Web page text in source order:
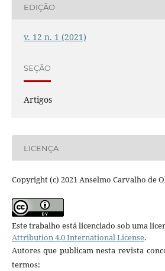
EDIÇÃO
v. 12 n. 1 (2021)
SEÇÃO
Artigos
LICENÇA
Copyright (c) 2021 Anselmo Carvalho de
Este trabalho está licenciado sob uma
Attribution 4.0 International License.
Autores que publicam nesta revista
termos: